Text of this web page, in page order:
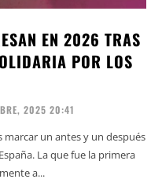
EN 2026 TRAS
POR LOS
2025 20:41
marcar un antes y un después
La que fue la primera
a...